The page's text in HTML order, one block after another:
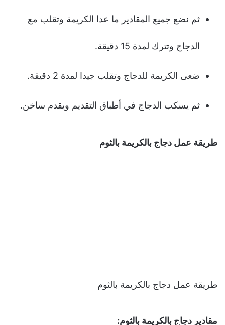
ثم نضع جميع المقادير ما عدا الكريمة وتقلب مع
الدجاج وتترك لمدة 15 دقيقة.
ضعى الكريمة للدجاج وتقلب جيدا لمدة 2 دقيقة.
ثم يسكب الدجاج في أطباق التقديم ويقدم ساخن.
طريقة عمل دجاج بالكريمة بالثوم
طريقة عمل دجاج بالكريمة بالثوم
مقادير دجاج بالكريمة بالثوم: